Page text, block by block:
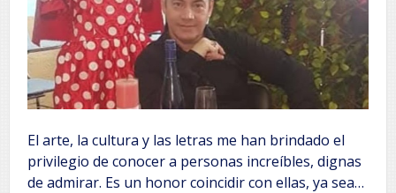
El arte, la cultura y las letras me han brindado el
privilegio de conocer a personas increíbles, dignas
de admirar. Es un honor coincidir con ellas, ya sea…